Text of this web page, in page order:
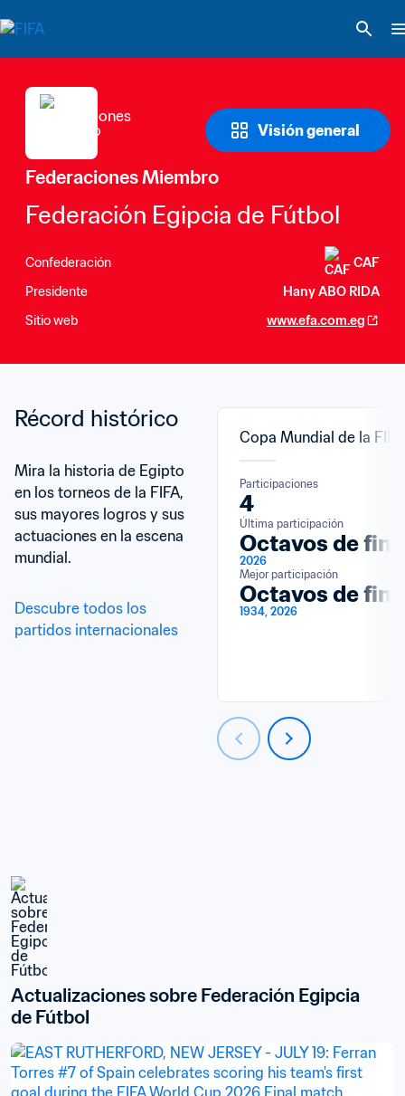
Visión general
Federaciones Miembro
Federación Egipcia de Fútbol
Confederación
CAF
Presidente
Hany ABO RIDA
Sitio web
www.efa.com.eg
Récord histórico
Mira la historia de Egipto
en los torneos de la FIFA,
sus mayores logros y sus
actuaciones en la escena
mundial.
Descubre todos los
partidos internacionales
Copa Mundial de la
Participaciones
4
Última participación
Octavos de
2026
Mejor participación
Octavos de
1934, 2026
Actualizaciones sobre Federación Egipcia
de Fútbol